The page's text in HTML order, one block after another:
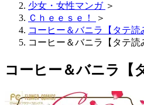
少女・女性マンガ ＞
Ｃｈｅｅｓｅ！
＞
コーヒー＆バニラ【タテ読
コーヒー＆バニラ【タテ読
コーヒー＆バニラ【